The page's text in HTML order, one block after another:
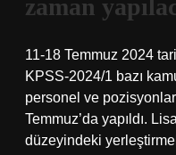
zaman
11-18 Temmuz 2024
KPSS-2024/1 bazı
personel ve
Temmuz’da yapıldı.
düzeyindeki